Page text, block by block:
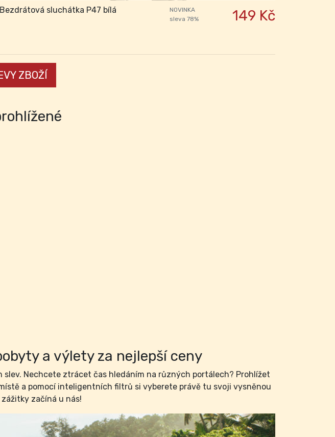
Bezdrátová sluchátka P47 bílá
NOVINKA
sleva 78%
149 Kč
ZBOŽÍ
a výlety za nejlepší ceny
Nechcete ztrácet čas hledáním na různých portálech? Prohlížet
a pomocí inteligentních filtrů si vyberete právě tu svoji vysněnou
začíná u nás!